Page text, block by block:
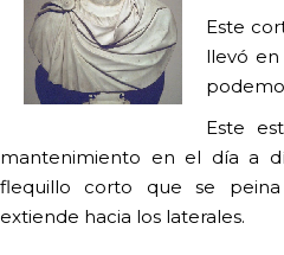
Este
llevó en
Este
mantenimiento en el día a
flequillo corto que se
extiende hacia los laterales.